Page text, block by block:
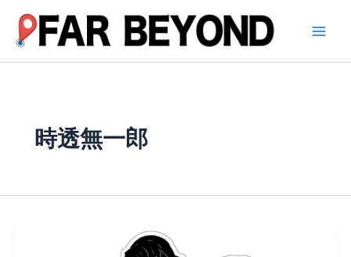
ス
時透無一郎